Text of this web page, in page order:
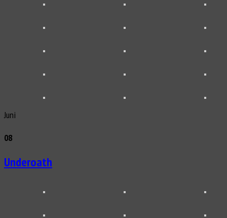
Juni
08
Underoath